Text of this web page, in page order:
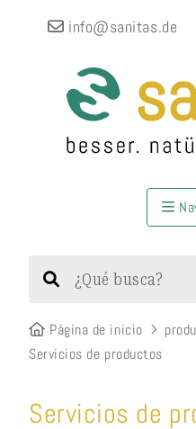
info@sanitas.de
Página de inicio
Servicios de productos
Servicios de